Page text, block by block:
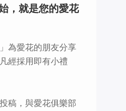
，就是您的愛花
」為愛花的朋友分享
經採用即有小禮
稿，與愛花俱樂部